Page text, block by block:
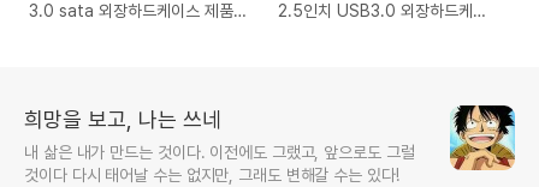
3.0 sata 외장하드케이스 제품
2.5인치 USB3.0 외장하드케이
희망을 보고, 나는 쓰네
내 삶은 내가 만드는 것이다. 이전에도 그랬고, 앞으로도 그럴
것이다 다시 태어날 수는 없지만, 그래도 변해갈 수는 있다!